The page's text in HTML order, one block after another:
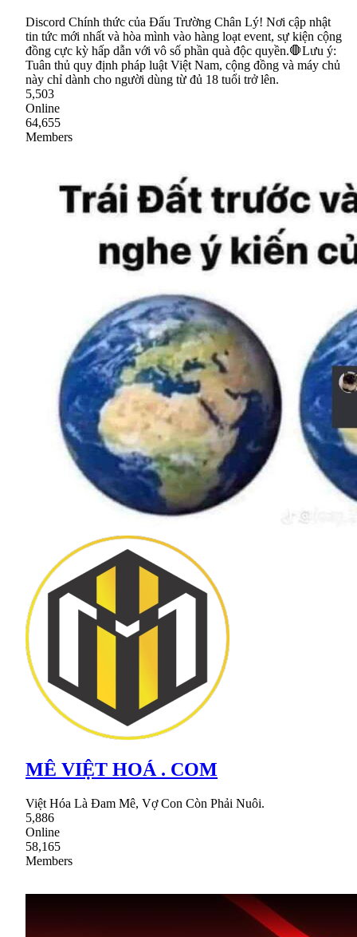
Discord Chính thức của Đấu Trường Chân Lý! Nơi cập nhật
tin tức mới nhất và hòa mình vào hàng loạt event, sự kiện cộng
đồng cực kỳ hấp dẫn với vô số phần quà độc quyền.🛑Lưu ý:
Tuân thủ quy định pháp luật Việt Nam, cộng đồng và máy chủ
này chỉ dành cho người dùng từ đủ 18 tuổi trở lên.
5,503
Online
64,655
Members
MÊ VIỆT HOÁ . COM
Việt Hóa Là Đam Mê, Vợ Con Còn Phải Nuôi.
5,886
Online
58,165
Members